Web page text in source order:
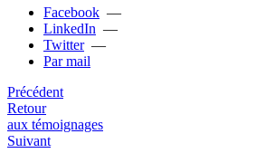
Facebook —
LinkedIn —
Twitter—
Par mail
Précédent
Retour
aux témoignages
Suivant